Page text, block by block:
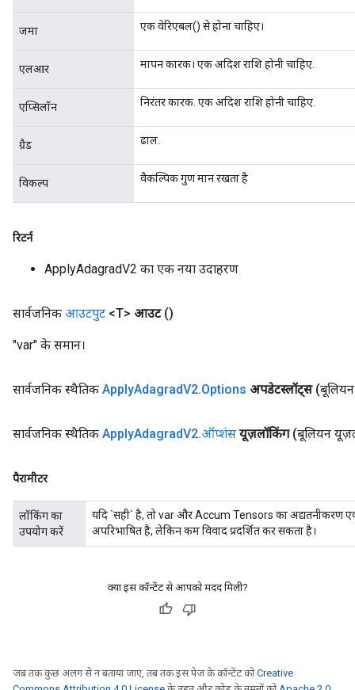
जमा एक वेरिएबल() से होना चाहिए।
एलआर मापन कारक। एक अदिश राशि होनी चाहिए.
एप्सिलॉन निरंतर कारक. एक अदिश राशि होनी चाहिए.
ग्रैड ढाल.
विकल्प वैकल्पिक गुण मान रखता है
रिटर्न
ApplyAdagradV2 का एक नया उदाहरण
सार्वजनिक आउटपुट <T> आउट ()
"var" के समान।
सार्वजनिक स्थैतिक ApplyAdagradV2.Options अपडेटस्लॉट्स
सार्वजनिक स्थैतिक ApplyAdagradV2.ऑप्शंस यूज़लॉकिंग (बूलियन
पैरामीटर
लॉकिंग का
उपयोग करें
यदि `सही` है, तो var और Accum Tensors का अद्यतनीकरण एक
अपरिभाषित है, लेकिन कम विवाद प्रदर्शित कर सकता है।
क्या इस कॉन्टेंट से आपको मदद मिली?
जब तक कुछ अलग से न बताया जाए, तब तक इस पेज के कॉन्टेंट कोCreative